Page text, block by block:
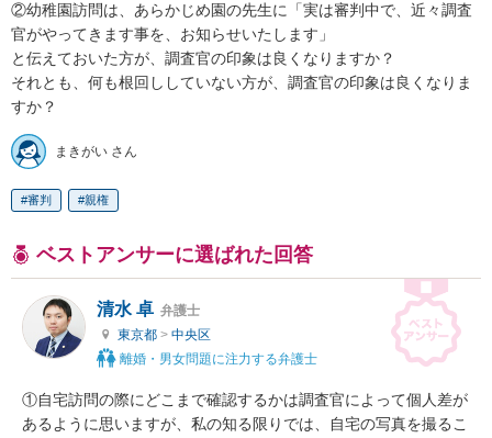
②幼稚園訪問は、あらかじめ園の先生に「実は審判中で、近々調査
官がやってきます事を、お知らせいたします」
と伝えておいた方が、調査官の印象は良くなりますか？
それとも、何も根回ししていない方が、調査官の印象は良くなりま
すか？
まきがい さん
審判 親権
ベストアンサーに選ばれた回答
清水 卓 弁護士
東京都 > 中央区
離婚・男女問題に注力する弁護士
①自宅訪問の際にどこまで確認するかは調査官によって個人差が
あるように思いますが、私の知る限りでは、自宅の写真を撮るこ